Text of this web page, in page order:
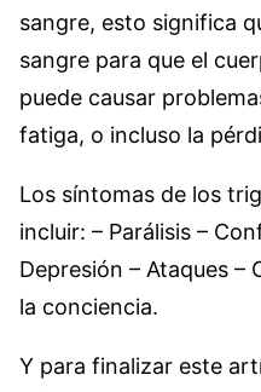
sangre, esto significa
sangre para que el
puede causar
fatiga, o incluso la
Los síntomas de los
incluir: – Parálisis –
Depresión – Ataques –
la conciencia.
Y para finalizar este